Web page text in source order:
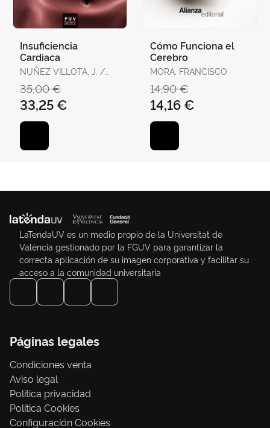
Insuficiencia
Cardiaca
NUÑEZ VILLOTA, J. /
35,00 €
33,25 €
Cómo Funciona el
Cerebro
MORA, FRANCISCO
14,90 €
14,16 €
LaTendaUV es un medio propio de la Universitat de
València gestionado por la FGUV para garantizar la
correcta aplicación de su imagen corporativa y facilitar su
acceso a la comunidad universitaria
Páginas legales
Condiciones venta
Aviso legal
Política privacidad
Política Cookies
Configuración Cookies